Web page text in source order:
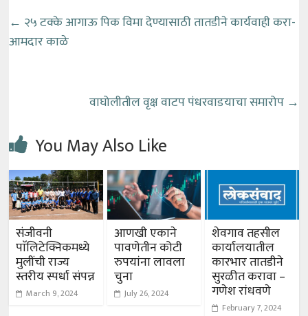
← २५ टक्के आगाऊ पिक विमा देण्यासाठी तातडीने कार्यवाही करा-
आमदार काळे
वाघोलीतील वृक्ष वाटप पंधरवाडयाचा समारोप →
You May Also Like
संजीवनी
पाॅलिटेक्निकमध्ये
मुलींची राज्य
स्तरीय स्पर्धा संपन्न
March 9, 2024
आणखी एकाने
पावणेतीन कोटी
रुपयांना लावला
चुना
July 26, 2024
शेवगाव तहसील
कार्यालयातील
कारभार तातडीने
सुरळीत करावा –
गणेश रांधवणे
February 7, 2024